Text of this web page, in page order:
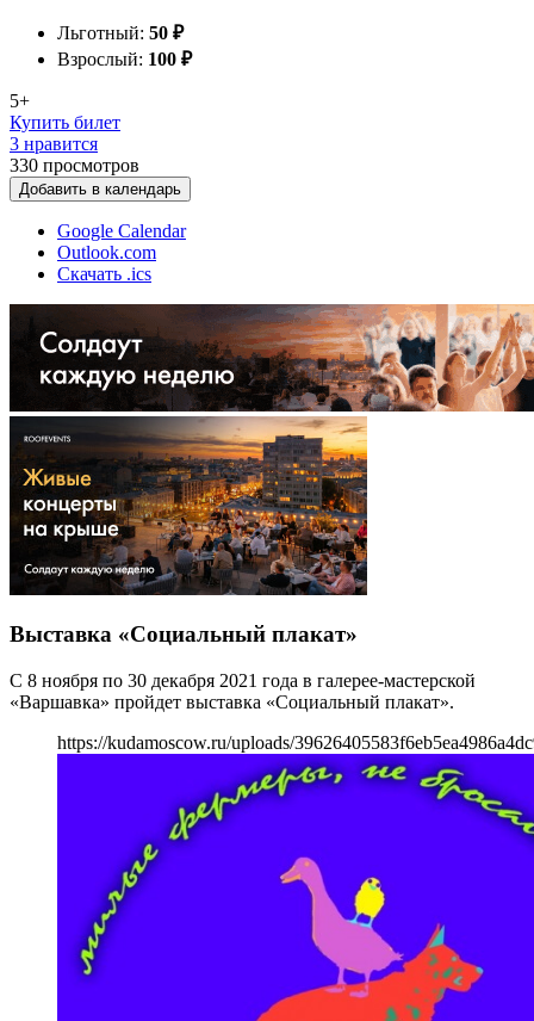
Льготный: 50 ₽
Взрослый: 100 ₽
5+
Купить билет
3 нравится
330 просмотров
Добавить в календарь
Google Calendar
Outlook.com
Скачать .ics
Выставка «Социальный плакат»
С 8 ноября по 30 декабря 2021 года в галерее-мастерской
«Варшавка» пройдет выставка «Социальный плакат».
https://kudamoscow.ru/uploads/